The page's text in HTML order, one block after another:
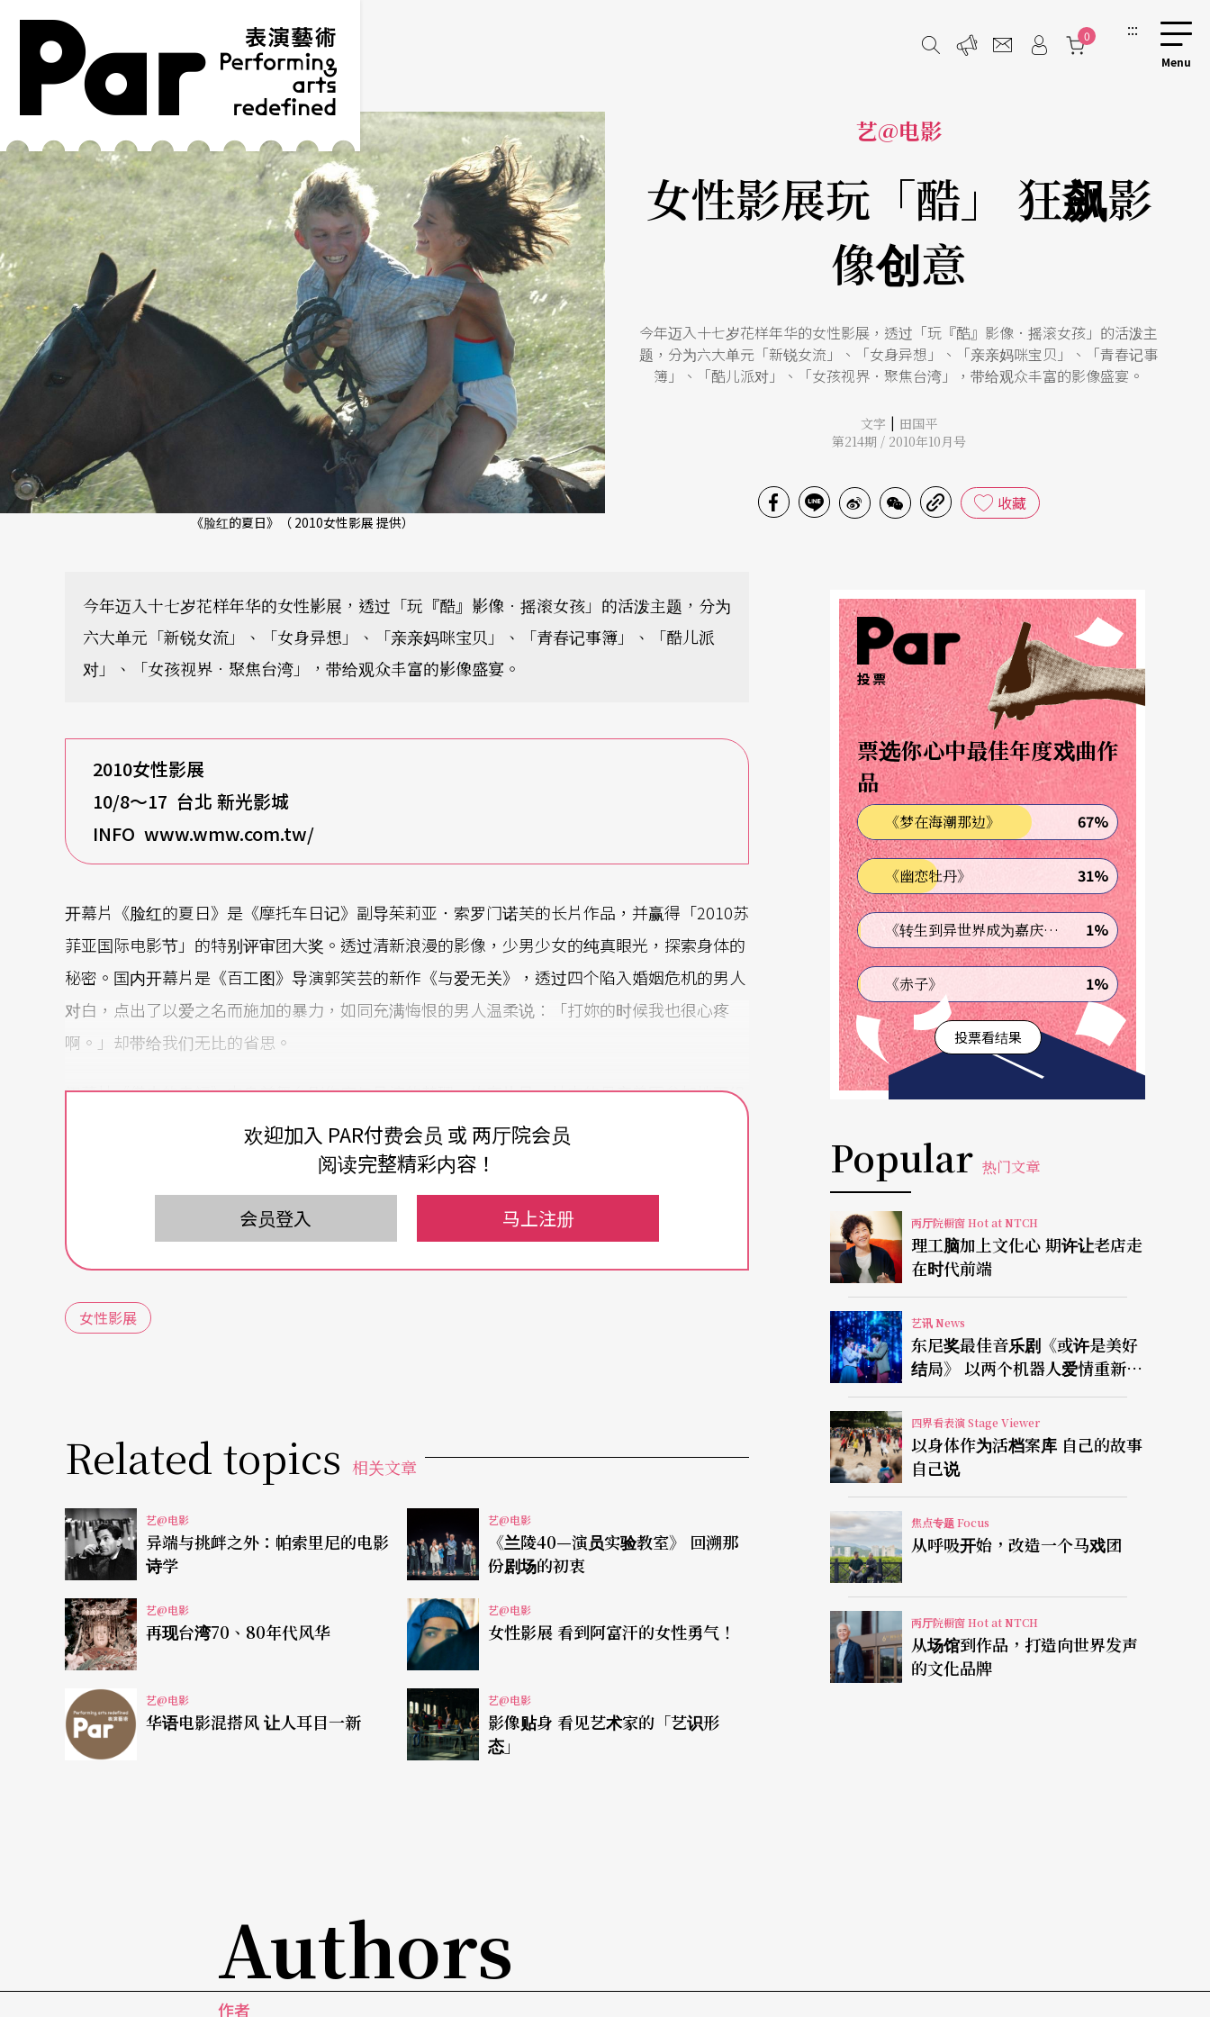
跳到主要内容区块
网站导览
0 :::
《脸红的夏日》（ 2010女性影展 提供）
艺@电影
女性影展玩「酷」 狂飙影
像创意
今年迈入十七岁花样年华的女性影展，透过「玩『酷』影像．摇滚女孩」的活泼主
题，分为六大单元「新锐女流」、「女身异想」、「亲亲妈咪宝贝」、「青春记事
簿」、「酷儿派对」、「女孩视界．聚焦台湾」，带给观众丰富的影像盛宴。
文字 | 田国平
第214期 / 2010年10月号
收藏
今年迈入十七岁花样年华的女性影展，透过「玩『酷』影像．摇滚女孩」的活泼主题，分为
六大单元「新锐女流」、「女身异想」、「亲亲妈咪宝贝」、「青春记事簿」、「酷儿派
对」、「女孩视界．聚焦台湾」，带给观众丰富的影像盛宴。
2010女性影展
10/8～17 台北 新光影城
INFO www.wmw.com.tw/
开幕片《脸红的夏日》是《摩托车日记》副导茱莉亚．索罗门诺芙的长片作品，并赢得「2010苏
菲亚国际电影节」的特别评审团大奖。透过清新浪漫的影像，少男少女的纯真眼光，探索身体的
秘密。国内开幕片是《百工图》导演郭笑芸的新作《与爱无关》，透过四个陷入婚姻危机的男人
对白，点出了以爱之名而施加的暴力，如同充满悔恨的男人温柔说：「打妳的时候我也很心疼
啊。」却带给我们无比的省思。
闭幕片《借来的幸福》由身兼舞台剧作家与导演的苏珊．施奈执导，片中的母亲曾因参加地下组
织，误杀无辜民众，只好放弃一切流亡异乡，在政治理想与母亲角色之间的两难，突显出冲突与
戏剧张力。国内闭幕片为《无米乐》导演颜兰权与庄益增的新片《牵阮的手》，透过田妈妈的爱
情故事，巧妙勾勒出台湾民主运动的全貌与历程，拼凑起我们破碎的历史记忆。
令人惊艳的异乡风景
七个来自不同背景怀抱理想的乘客，挤在一台出租车要到圣路易，除了一位说法文的白人背包
要从BBC的影集“Doctor Who”谈起，从一九六三年开播到一九八九年，堪称史上最长寿的影
集，以神秘时光冒险为主题，与《星舰迷航记》有同样的地位，对英国日后电视文化和特效人才
造成莫大影响，而戴丽雅在那个没有电脑与混音器的年代，可以创造出各种稀奇古怪的声音，影
响后来许多重量级乐团，即使在今日的电子音乐之中，也丝毫不逊色。
《摇滚牛仔姊妹花》是全世界唯一以女同志身分表演乡村歌曲、脱口秀、带动唱的双胞胎姊妹，
是纽西兰的国宝，导演运用丰富素材与深入访谈让我们进入他们的世界。从青少年开始街头演
唱，参与反对运动，最后到世界各地巡回演出等。《宝莱坞寻芳记》是充满印度风味的独幕剧，
一心想寻短的失业老师，想在生命最后找女人温存，却没想到眼前妖媚女子竟是男儿身，也有完
全不同宝莱坞的歌舞场面，场景完全只在一个小房间内。
「韩流」里的女性丰沛创意
大导李沧东的指导下，夺下多项国际奖项。宋相喜的《达尔文绘本》是一部韩国动画短片，有著
手绘风格，充满宛如梦境般的想像力，却又巧妙结合了创世纪、进化论与环保议题等奇怪的作
品，男人用肋骨创造出另一半，却是一只恐龙，海里有另一只恐龙，也暗恋著他…，故事的发展
欢迎加入 PAR付费会员 或 两厅院会员
阅读完整精彩内容！
会员登入 马上注册
女性影展
Related topics 相关文章
艺@电影
异端与挑衅之外：帕索里尼的电影
诗学
艺@电影
《兰陵40—演员实验教室》 回溯那
份剧场的初衷
艺@电影
再现台湾70、80年代风华
艺@电影
女性影展 看到阿富汗的女性勇气！
艺@电影
华语电影混搭风 让人耳目一新
艺@电影
影像贴身 看见艺术家的「艺识形
态」
投票
票选你心中最佳年度戏曲作
品
《梦在海潮那边》 67%
《幽恋牡丹》 31%
《转生到异世界成为嘉庆君—发现我的祖先是诈骗集团!?》 1%
《赤子》 1%
投票看结果
Popular 热门文章
两厅院橱窗 Hot at NTCH
理工脑加上文化心 期许让老店走
在时代前端
艺讯 News
东尼奖最佳音乐剧《或许是美好
结局》 以两个机器人爱情重新凝
视有限人生
四界看表演 Stage Viewer
以身体作为活档案库 自己的故事
自己说
焦点专题 Focus
从呼吸开始，改造一个马戏团
两厅院橱窗 Hot at NTCH
从场馆到作品，打造向世界发声
的文化品牌
Authors
作者